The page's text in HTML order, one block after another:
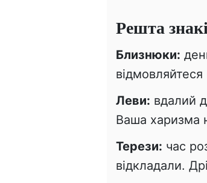
Решта
Близнюки:
Леви: вдалий
Ваша харизма
Терези: час
відкладали.